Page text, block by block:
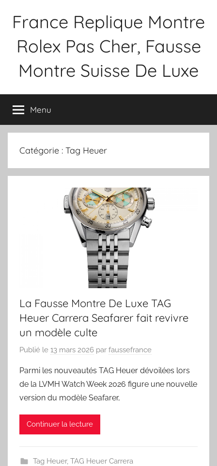
France Replique Montre
Rolex Pas Cher, Fausse
Montre Suisse De Luxe
Menu
Catégorie : Tag Heuer
La Fausse Montre De Luxe TAG
Heuer Carrera Seafarer fait revivre
un modèle culte
Publié le 13 mars 2026 par faussefrance
Parmi les nouveautés TAG Heuer dévoilées lors
de la LVMH Watch Week 2026 figure une nouvelle
version du modèle Seafarer,
Continuer la lecture
Tag Heuer, TAG Heuer Carrera